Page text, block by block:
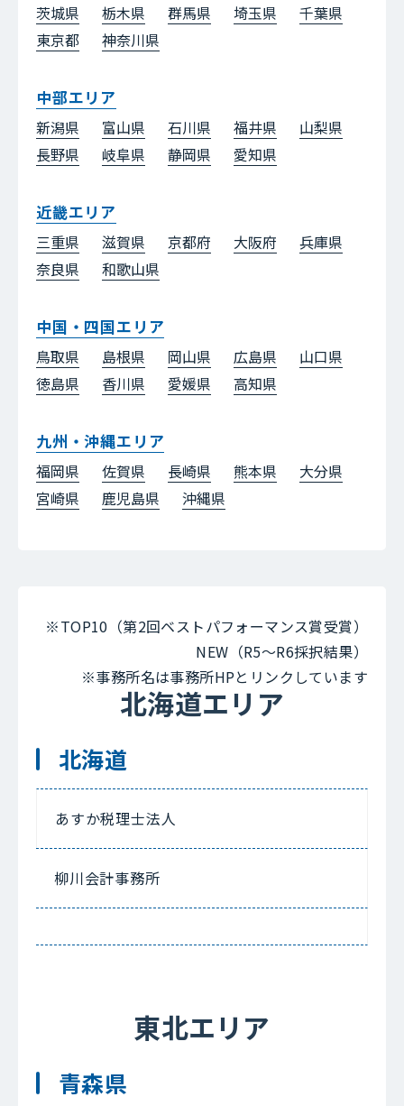
茨城県 栃木県 群馬県 埼玉県
千葉県
東京都
神奈川県
中部エリア
新潟県 富山県 石川県 福井県
山梨県
長野県
岐阜県 静岡県 愛知県
近畿エリア
三重県 滋賀県 京都府 大阪府
兵庫県
奈良県
和歌山県
中国・四国エリア
鳥取県 島根県 岡山県 広島県
山口県
徳島県
香川県 愛媛県 高知県
九州・沖縄エリア
福岡県 佐賀県 長崎県 熊本県
大分県
宮崎県
鹿児島県 沖縄県
※TOP10（第2回ベストパフォーマンス賞受賞）
NEW（R5～R6採択結果）
※事務所名は事務所HPとリンクしています
北海道エリア
北海道
あすか税理士法人
柳川会計事務所
東北エリア
青森県